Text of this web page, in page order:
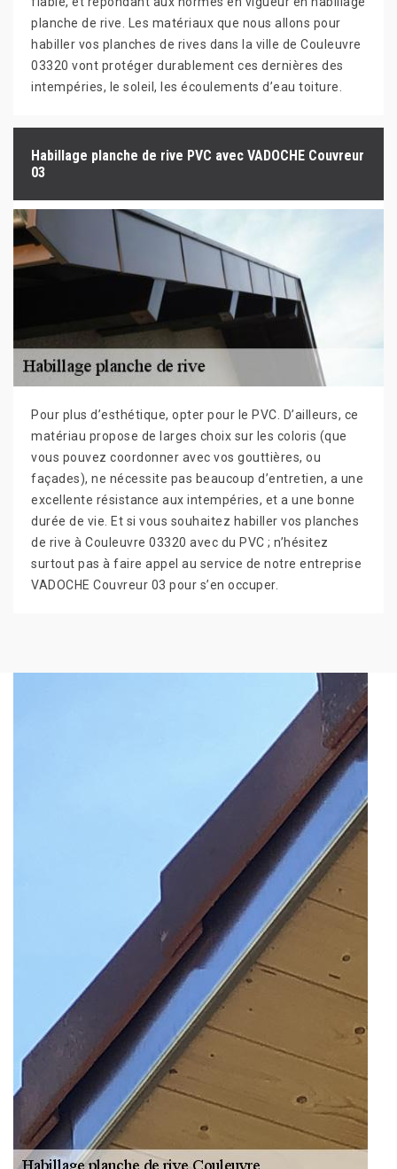
planche de rive. Les matériaux que nous allons pour
habiller vos planches de rives dans la ville de Couleuvre
03320 vont protéger durablement ces dernières des
intempéries, le soleil, les écoulements d’eau toiture.
Habillage planche de rive PVC avec VADOCHE Couvreur
03
Pour plus d’esthétique, opter pour le PVC. D’ailleurs, ce
matériau propose de larges choix sur les coloris (que
vous pouvez coordonner avec vos gouttières, ou
façades), ne nécessite pas beaucoup d’entretien, a une
excellente résistance aux intempéries, et a une bonne
durée de vie. Et si vous souhaitez habiller vos planches
de rive à Couleuvre 03320 avec du PVC ; n’hésitez
surtout pas à faire appel au service de notre entreprise
VADOCHE Couvreur 03 pour s’en occuper.